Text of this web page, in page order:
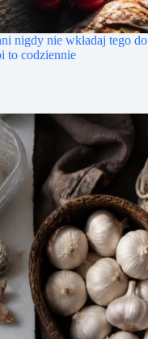
nigdy nie wkładaj tego do
to codziennie